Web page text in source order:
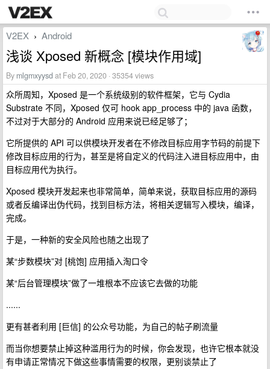
V2EX › Android
浅谈 Xposed 新概念 [模块作用域]
By mlgmxyysd at Feb 20, 2020 · 35354 views
众所周知，Xposed 是一个系统级别的软件框架，它与 Cydia
Substrate 不同，Xposed 仅可 hook app_process 中的 java 函数，
不过对于大部分的 Android 应用来说已经足够了；
它所提供的 API 可以供模块开发者在不修改目标应用字节码的前提下
修改目标应用的行为，甚至是将自定义的代码注入进目标应用中，由
目标应用代为执行。
Xposed 模块开发起来也非常简单，简单来说，获取目标应用的源码
或者反编译出伪代码，找到目标方法，将相关逻辑写入模块，编译，
完成。
于是，一种新的安全风险也随之出现了
某“步数模块”对 [桃饱] 应用插入淘口令
某“后台管理模块”做了一堆根本不应该它去做的功能
......
更有甚者利用 [巨信] 的公众号功能，为自己的帖子刷流量
而当你想要禁止掉这种滥用行为的时候，你会发现，也许它根本就没
有申请正常情况下做这些事情需要的权限，更别谈禁止了